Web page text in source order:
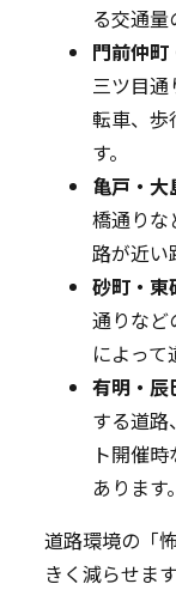
る交通量
門前仲
三ツ目通
転車、歩
す。
亀戸・大
橋通りな
路が近い
砂町・東
通りなど
によって
有明・辰
する道路
ト開催
あります。
道路環境の「
きく減らせま